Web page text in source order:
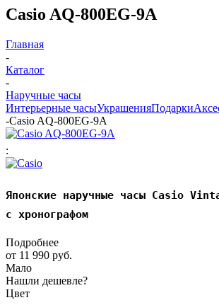
Casio AQ-800EG-9A
Главная
-
Каталог
-
Наручные часы
Интерьерные часыУкрашенияПодарки
-Casio AQ-800EG-9A
:
Японские наручные часы Casio
с хронографом
Подробнее
от 11 990 руб.
Мало
Нашли дешевле?
Цвет